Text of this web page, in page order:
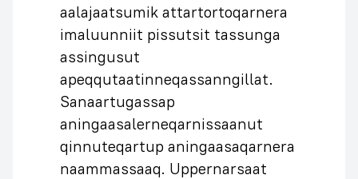
aalajaatsumik attartortoqarnera
imaluunniit pissutsit tassunga
assingusut
apeqqutaatinneqassanngillat.
Sanaartugassap
aningaasalerneqarnissaanut
qinnuteqartup aningaasaqarnera
naammassaaq. Uppernarsaat